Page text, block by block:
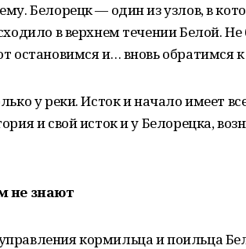
Белорецк — один из узлов, в
в верхнем течении Белой.
остановимся и… вновь обратимся
у реки. Исток и начало имеет
и свой исток и у Белорецка,
не знают
кормильца и поильца